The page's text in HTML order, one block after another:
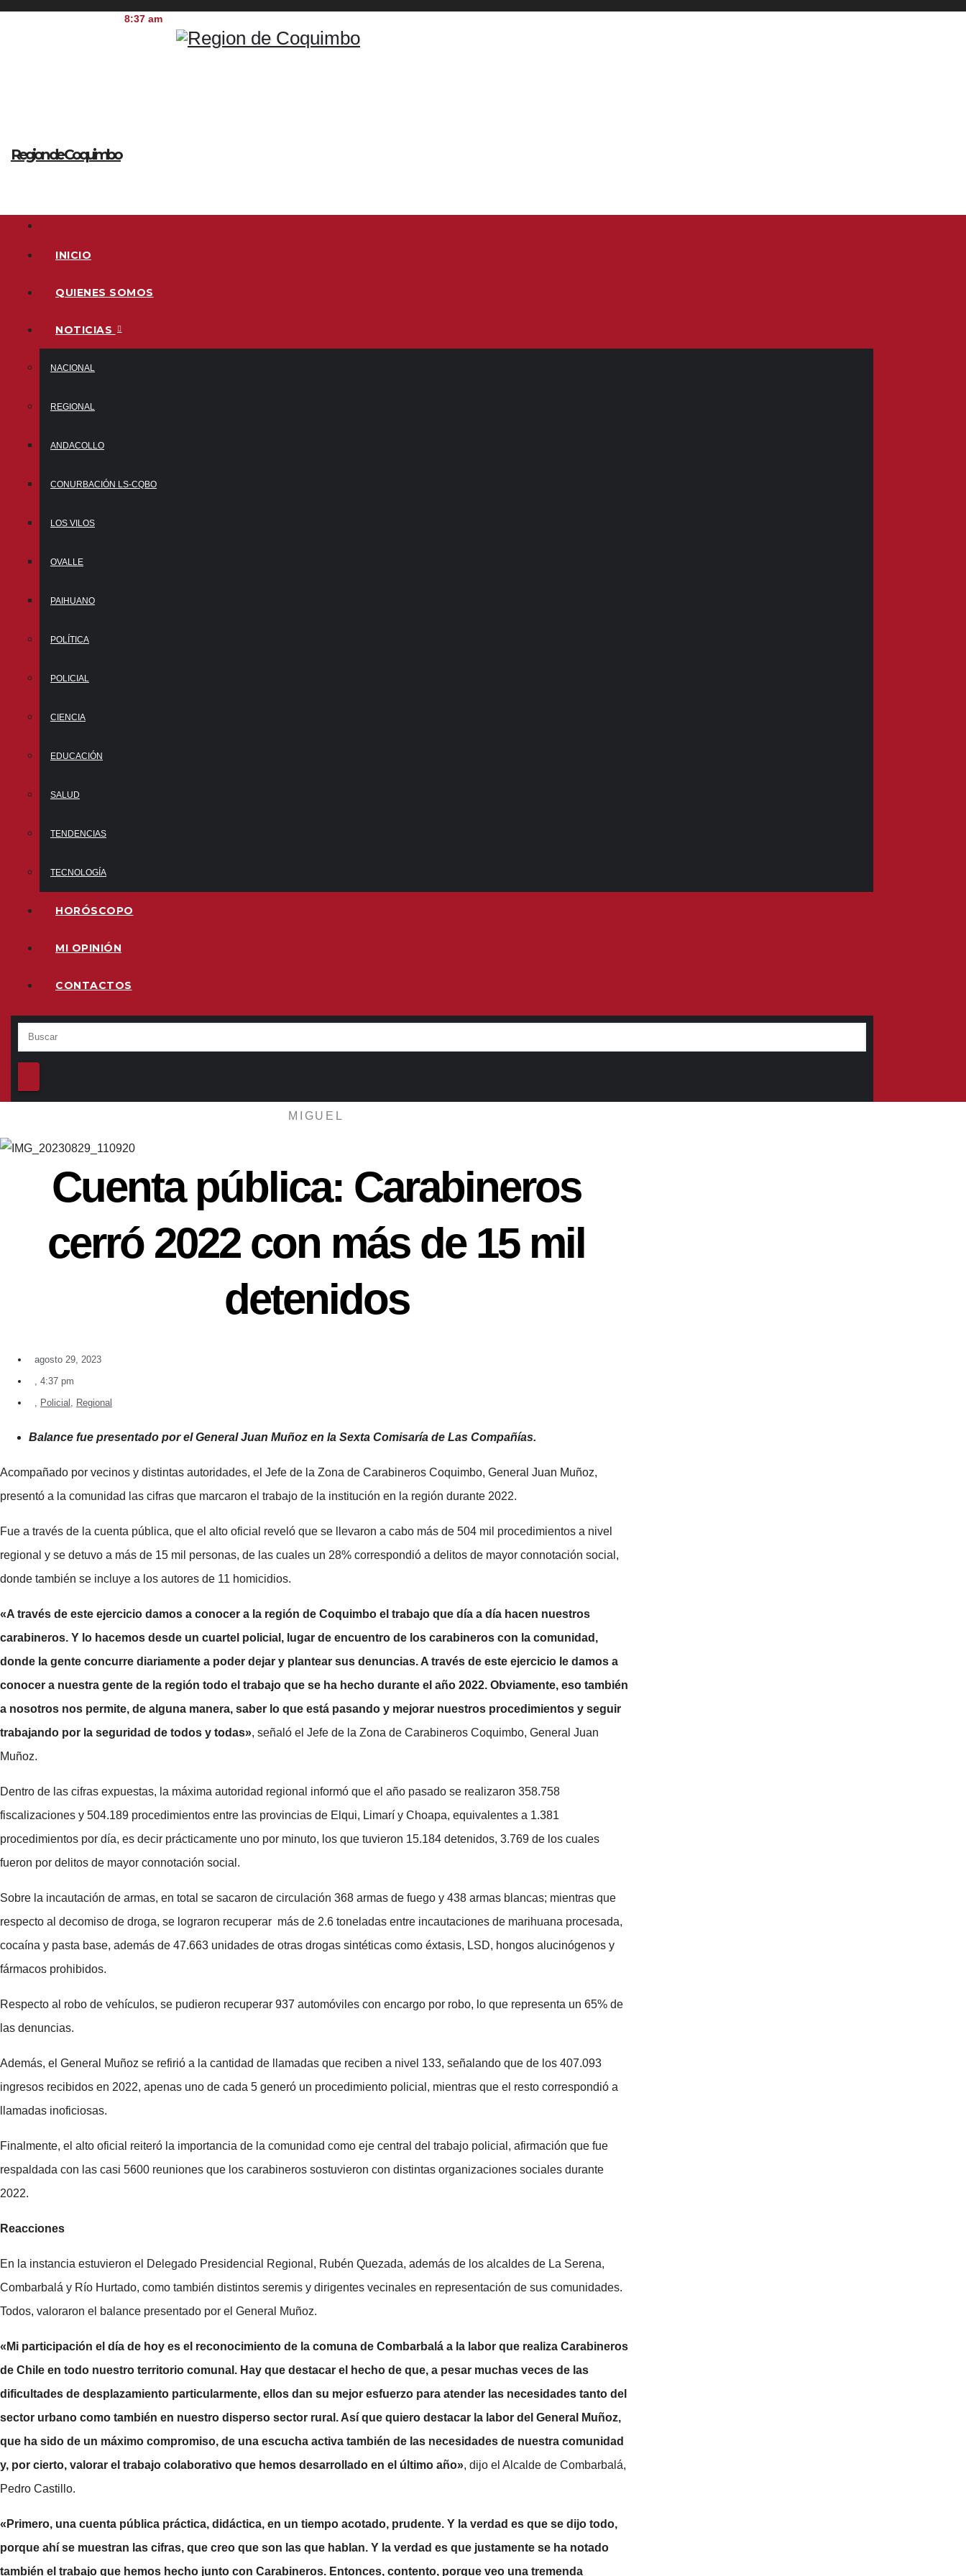
Ir
8:37 am
Region de Coquimbo
INICIO
QUIENES SOMOS
NOTICIAS
NACIONAL
REGIONAL
ANDACOLLO
CONURBACIÓN LS-CQBO
LOS VILOS
OVALLE
PAIHUANO
POLÍTICA
POLICIAL
CIENCIA
EDUCACIÓN
SALUD
TENDENCIAS
TECNOLOGÍA
HORÓSCOPO
MI OPINIÓN
CONTACTOS
MIGUEL
Cuenta pública: Carabineros
cerró 2022 con más de 15 mil
detenidos
agosto 29, 2023
, 4:37 pm
, Policial , Regional
Balance fue presentado por el General Juan Muñoz en la Sexta Comisaría de Las Compañías.
Acompañado por vecinos y distintas autoridades, el Jefe de la Zona de Carabineros Coquimbo, General Juan Muñoz,
presentó a la comunidad las cifras que marcaron el trabajo de la institución en la región durante 2022.
Fue a través de la cuenta pública, que el alto oficial reveló que se llevaron a cabo más de 504 mil procedimientos a nivel
regional y se detuvo a más de 15 mil personas, de las cuales un 28% correspondió a delitos de mayor connotación social,
donde también se incluye a los autores de 11 homicidios.
«A través de este ejercicio damos a conocer a la región de Coquimbo el trabajo que día a día hacen nuestros
carabineros. Y lo hacemos desde un cuartel policial, lugar de encuentro de los carabineros con la comunidad,
donde la gente concurre diariamente a poder dejar y plantear sus denuncias. A través de este ejercicio le damos a
conocer a nuestra gente de la región todo el trabajo que se ha hecho durante el año 2022. Obviamente, eso también
a nosotros nos permite, de alguna manera, saber lo que está pasando y mejorar nuestros procedimientos y seguir
trabajando por la seguridad de todos y todas», señaló el Jefe de la Zona de Carabineros Coquimbo, General Juan
Muñoz.
Dentro de las cifras expuestas, la máxima autoridad regional informó que el año pasado se realizaron 358.758
fiscalizaciones y 504.189 procedimientos entre las provincias de Elqui, Limarí y Choapa, equivalentes a 1.381
procedimientos por día, es decir prácticamente uno por minuto, los que tuvieron 15.184 detenidos, 3.769 de los cuales
fueron por delitos de mayor connotación social.
Sobre la incautación de armas, en total se sacaron de circulación 368 armas de fuego y 438 armas blancas; mientras que
respecto al decomiso de droga, se lograron recuperar más de 2.6 toneladas entre incautaciones de marihuana procesada,
cocaína y pasta base, además de 47.663 unidades de otras drogas sintéticas como éxtasis, LSD, hongos alucinógenos y
fármacos prohibidos.
Respecto al robo de vehículos, se pudieron recuperar 937 automóviles con encargo por robo, lo que representa un 65% de
las denuncias.
Además, el General Muñoz se refirió a la cantidad de llamadas que reciben a nivel 133, señalando que de los 407.093
ingresos recibidos en 2022, apenas uno de cada 5 generó un procedimiento policial, mientras que el resto correspondió a
llamadas inoficiosas.
Finalmente, el alto oficial reiteró la importancia de la comunidad como eje central del trabajo policial, afirmación que fue
respaldada con las casi 5600 reuniones que los carabineros sostuvieron con distintas organizaciones sociales durante
2022.
Reacciones
En la instancia estuvieron el Delegado Presidencial Regional, Rubén Quezada, además de los alcaldes de La Serena,
Combarbalá y Río Hurtado, como también distintos seremis y dirigentes vecinales en representación de sus comunidades.
Todos, valoraron el balance presentado por el General Muñoz.
«Mi participación el día de hoy es el reconocimiento de la comuna de Combarbalá a la labor que realiza Carabineros
de Chile en todo nuestro territorio comunal. Hay que destacar el hecho de que, a pesar muchas veces de las
dificultades de desplazamiento particularmente, ellos dan su mejor esfuerzo para atender las necesidades tanto del
sector urbano como también en nuestro disperso sector rural. Así que quiero destacar la labor del General Muñoz,
que ha sido de un máximo compromiso, de una escucha activa también de las necesidades de nuestra comunidad
y, por cierto, valorar el trabajo colaborativo que hemos desarrollado en el último año», dijo el Alcalde de Combarbalá,
Pedro Castillo.
«Primero, una cuenta pública práctica, didáctica, en un tiempo acotado, prudente. Y la verdad es que se dijo todo,
porque ahí se muestran las cifras, que creo que son las que hablan. Y la verdad es que justamente se ha notado
también el trabajo que hemos hecho junto con Carabineros. Entonces, contento, porque veo una tremenda